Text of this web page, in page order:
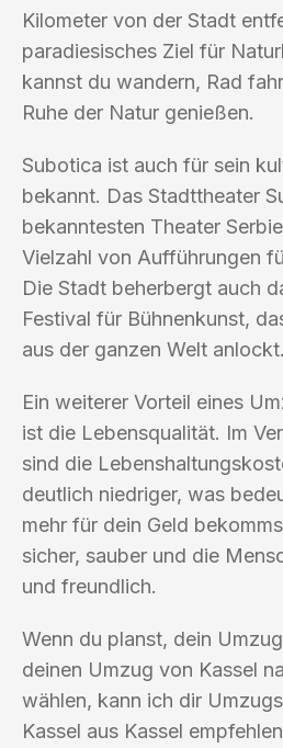
Kilometer von der Stadt
paradiesisches Ziel für
kannst du wandern, Rad
Ruhe der Natur genießen.
Subotica ist auch für sein
bekannt. Das Stadttheater
bekanntesten Theater
Vielzahl von Aufführungen
Die Stadt beherbergt auch
Festival für Bühnenkunst,
aus der ganzen Welt anlockt.
Ein weiterer Vorteil eines
ist die Lebensqualität. Im
sind die
deutlich niedriger, was
mehr für dein Geld
sicher, sauber und die
und freundlich.
Wenn du planst, dein
deinen Umzug von Kassel
wählen, kann ich dir
Kassel aus Kassel